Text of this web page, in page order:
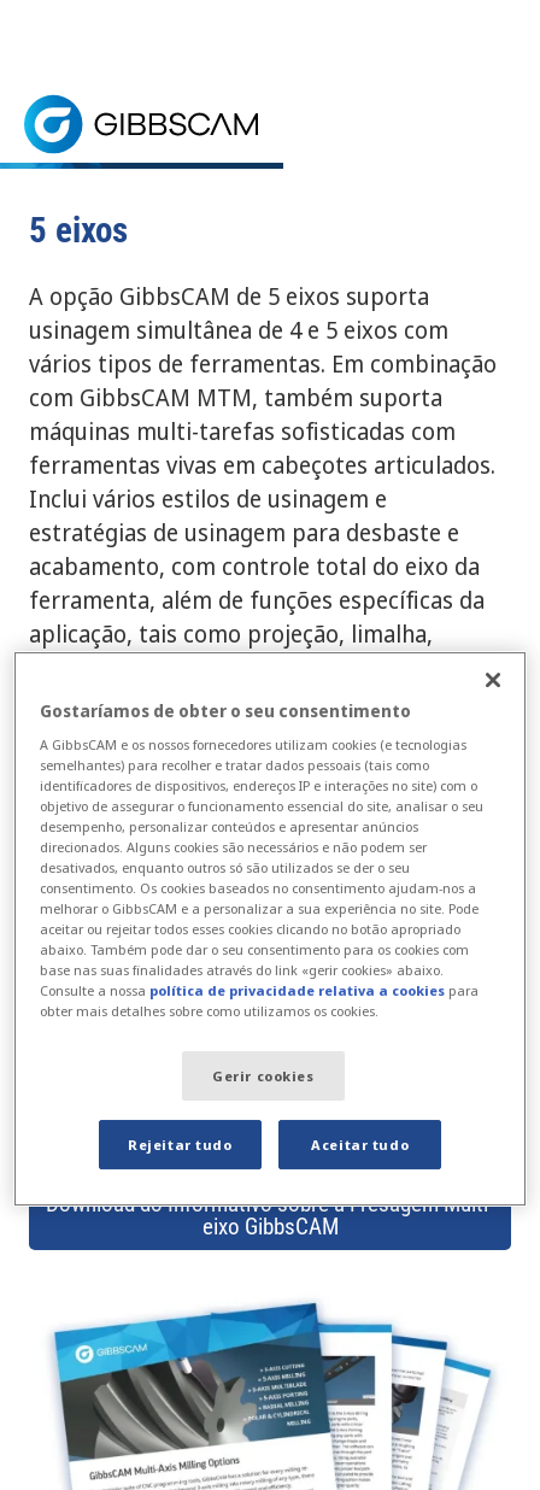
Home> 5 eixos
A opção de 5 eixos do GibbsCAM oferece suporte
5 eixos
SOLICITE UM TESTE GRATUITO
5 eixos
A opção GibbsCAM de 5 eixos suporta
usinagem simultânea de 4 e 5 eixos com
vários tipos de ferramentas. Em combinação
com GibbsCAM MTM, também suporta
máquinas multi-tarefas sofisticadas com
ferramentas vivas em cabeçotes articulados.
Inclui vários estilos de usinagem e
estratégias de usinagem para desbaste e
acabamento, com controle total do eixo da
ferramenta, além de funções específicas da
aplicação, tais como projeção, limalha,
cabeçote.
Para maior precisão, a opção de 5 eixos
oferece detecção de colisão e verificação de
goiva para várias formas de ferramentas,
com opções apropriadas de evasão. O
Caminho de Ferramentas é verificado na
mosca com o GibbsCAM Cut Part Rendering
integrado, enquanto que o GibbsCAM
Machine Simulation fornece verificação
adicional com uma exibição dinâmica da peça
de trabalho, ferramentas de corte e todos os
componentes da máquina-ferramenta em
movimento.
Download do Informativo sobre a Fresagem Multi-
eixo GibbsCAM
Gostaríamos de obter o seu consentimento
A GibbsCAM e os nossos fornecedores utilizam cookies (e tecnologias
semelhantes) para recolher e tratar dados pessoais (tais como
identificadores de dispositivos, endereços IP e interações no site) com o
objetivo de assegurar o funcionamento essencial do site, analisar o seu
desempenho, personalizar conteúdos e apresentar anúncios
direcionados. Alguns cookies são necessários e não podem ser
desativados, enquanto outros só são utilizados se der o seu
consentimento. Os cookies baseados no consentimento ajudam-nos a
melhorar o GibbsCAM e a personalizar a sua experiência no site. Pode
aceitar ou rejeitar todos esses cookies clicando no botão apropriado
abaixo. Também pode dar o seu consentimento para os cookies com
base nas suas finalidades através do link «gerir cookies» abaixo.
Consulte a nossa política de privacidade relativa a cookies para
obter mais detalhes sobre como utilizamos os cookies.
Gerir cookies
Rejeitar tudo Aceitar tudo